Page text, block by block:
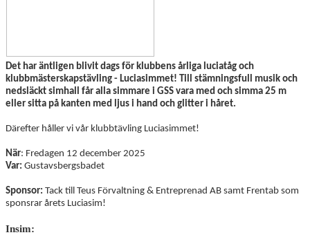
Det har äntligen blivit dags för klubbens årliga luciatåg och
klubbmästerskapstävling - Luciasimmet! Till stämningsfull musik och
nedsläckt simhall får alla simmare i GSS vara med och simma 25 m
eller sitta på kanten med ljus i hand och glitter i håret.
Därefter håller vi vår klubbtävling Luciasimmet!
När: Fredagen 12 december 2025
Var: Gustavsbergsbadet
Sponsor: Tack till Teus Förvaltning & Entreprenad AB samt Frentab som
sponsrar årets Luciasim!
Insim: